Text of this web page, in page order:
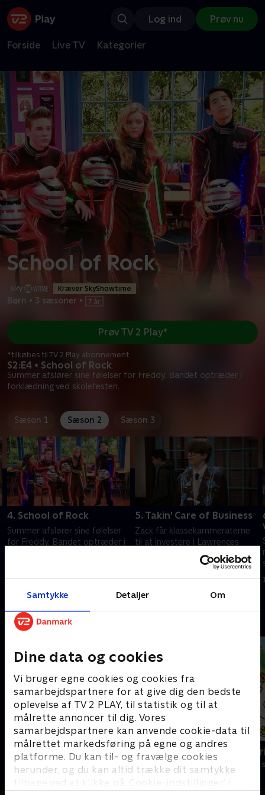
Samtykke Detaljer Om
Dine data og cookies
Vi bruger egne cookies og cookies fra
samarbejdspartnere for at give dig den bedste
oplevelse af TV 2 PLAY, til statistik og til at
målrette annoncer til dig. Vores
samarbejdspartnere kan anvende cookie-data til
målrettet markedsføring på egne og andres
platforme. Du kan til- og fravælge cookies
herunder, og du kan altid trække dit samtykke
tilbage ved at klikke på ’Cookie-indstillinger’ i
Log ind Prøv nu
Forside Live TV Kategorier
School of Rock
Kræver SkyShowtime
Børn • 3 sæsoner •
S2:E4 • School of Rock
Summer afslører sine følelser for Freddy. Bandet optræder i
forklædning ved skolefesten.
Prøv TV 2 Play*
*tilkøbes til TV 2 Play abonnement
Sæson 1 Sæson 2 Sæson 3
4. School of Rock
Summer afslører sine følelser
for Freddy. Bandet optræder i
5. Takin' Care of Business
Zack får klassekammeraterne
til at investere i Lawrences
fremtid til et skoleprojekt,
hvilket underlægger Lawrence
15. marts 2023 • 21 min
Andre så også
Nuts Nuts Nuts
Børneserier • 1 sæsoner
Mira og
Børneserier •